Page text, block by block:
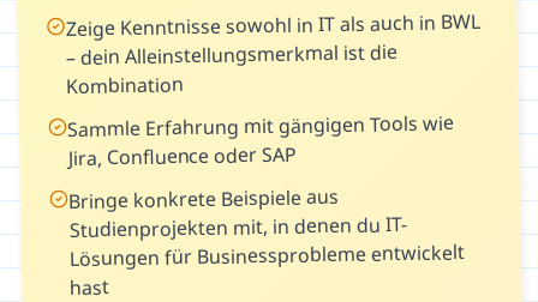
Zeige Kenntnisse sowohl in IT als auch in BWL
– dein Alleinstellungsmerkmal ist die
Kombination
Sammle Erfahrung mit gängigen Tools wie
Jira, Confluence oder SAP
Bringe konkrete Beispiele aus
Studienprojekten mit, in denen du IT-
Lösungen für Businessprobleme entwickelt
hast